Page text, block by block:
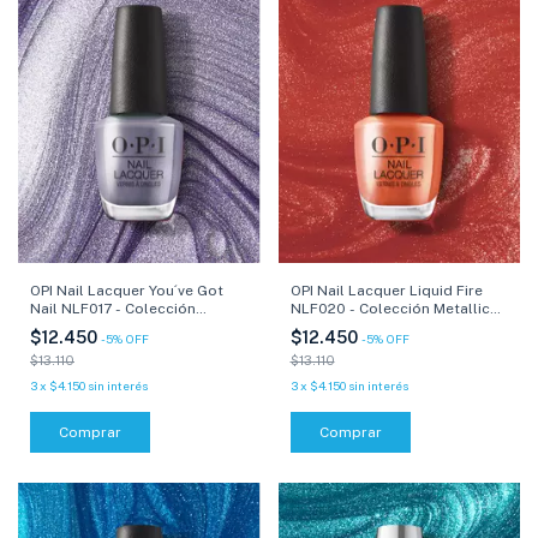
OPI Nail Lacquer You´ve Got
Nail NLF017 - Colección
Metallic Mega Mix - 15 ml
$12.450 -5% OFF
$13.110
3x $4.150 sin interés
Comprar
OPI Nail Lacquer Liquid Fire
NLF020 - Colección Metallic
Mega Mix - 15 ml
$12.450 -5% OFF
$13.110
3 x $4.150 sin interés
Comprar